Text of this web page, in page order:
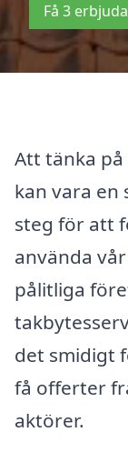
Få 3
Att tänka
kan vara
steg för att
använda
pålitliga
det smidigt
få offerter
aktörer.